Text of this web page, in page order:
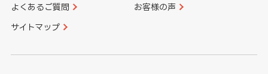
香川県 愛媛県
大分県 宮崎県
よくあるご質問 お客様の声
サイトマップ